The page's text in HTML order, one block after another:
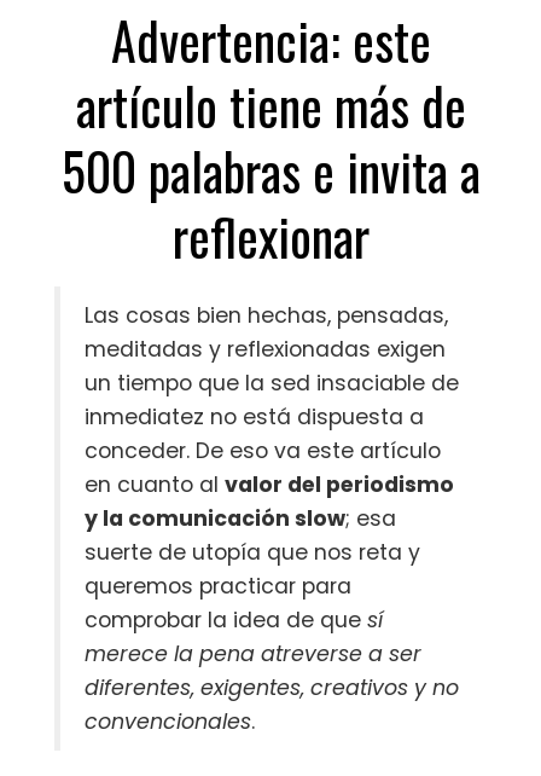
Advertencia: este
artículo tiene más de
500 palabras e invita a
reflexionar
Las cosas bien hechas, pensadas,
meditadas y reflexionadas exigen
un tiempo que la sed insaciable de
inmediatez no está dispuesta a
conceder. De eso va este artículo
en cuanto al valor del periodismo
y la comunicación slow; esa
suerte de utopía que nos reta y
queremos practicar para
comprobar la idea de que sí
merece la pena atreverse a ser
diferentes, exigentes, creativos y no
convencionales.